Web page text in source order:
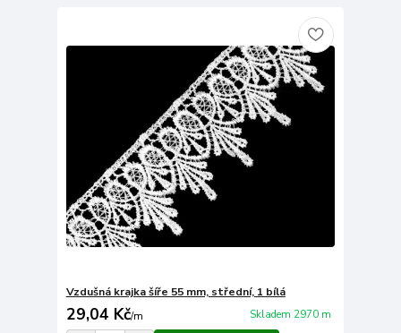
Vzdušná krajka šíře 55 mm, střední, 1 bílá
29,04 Kč/m Skladem 2970 m